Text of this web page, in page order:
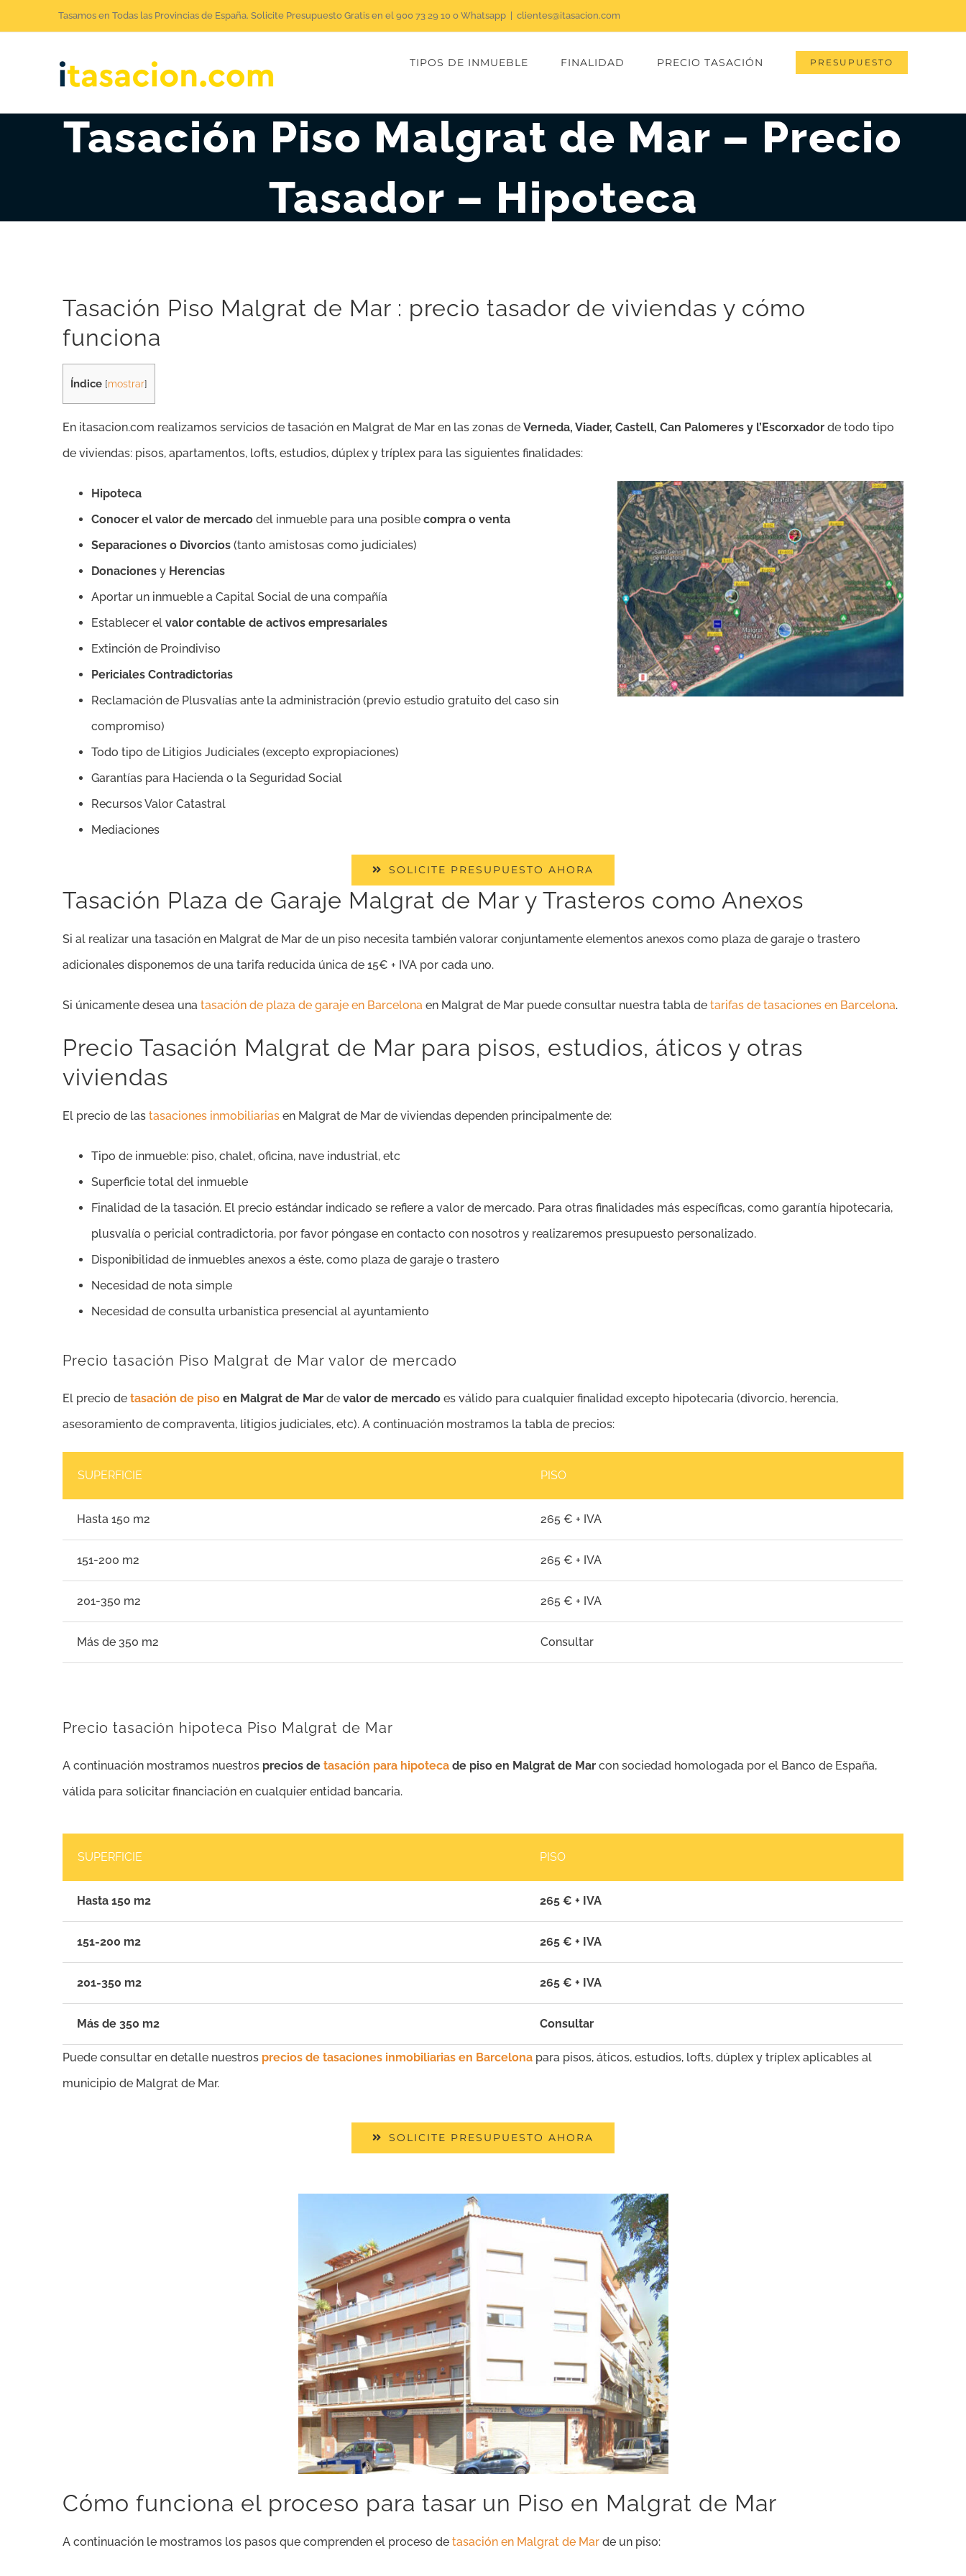
Tasamos en Todas las Provincias de España. Solicite Presupuesto Gratis en el 900 73 29 10 o Whatsapp clientes@itasacion.com
TIPOS DE INMUEBLE FINALIDAD PRECIO TASACIÓN PRESUPUESTO
Tasación Piso Malgrat de Mar – Precio
Tasador – Hipoteca
Tasación Piso Malgrat de Mar : precio tasador de viviendas y cómo
funciona
Índice [mostrar]
En itasacion.com realizamos servicios de tasación en Malgrat de Mar en las zonas de Verneda, Viader, Castell, Can Palomeres y l’Escorxador de todo tipo
de viviendas: pisos, apartamentos, lofts, estudios, dúplex y tríplex para las siguientes finalidades:
Hipoteca
Conocer el valor de mercado del inmueble para una posible compra o venta
Separaciones o Divorcios (tanto amistosas como judiciales)
Donaciones y Herencias
Aportar un inmueble a Capital Social de una compañía
Establecer el valor contable de activos empresariales
Extinción de Proindiviso
Periciales Contradictorias
Reclamación de Plusvalías ante la administración (previo estudio gratuito del caso sin
compromiso)
Todo tipo de Litigios Judiciales (excepto expropiaciones)
Garantías para Hacienda o la Seguridad Social
Recursos Valor Catastral
Mediaciones
SOLICITE PRESUPUESTO AHORA
Tasación Plaza de Garaje Malgrat de Mar y Trasteros como Anexos
Si al realizar una tasación en Malgrat de Mar de un piso necesita también valorar conjuntamente elementos anexos como plaza de garaje o trastero
adicionales disponemos de una tarifa reducida única de 15€ + IVA por cada uno.
Si únicamente desea una tasación de plaza de garaje en Barcelona en Malgrat de Mar puede consultar nuestra tabla de tarifas de tasaciones en Barcelona.
Precio Tasación Malgrat de Mar para pisos, estudios, áticos y otras
viviendas
El precio de las tasaciones inmobiliarias en Malgrat de Mar de viviendas dependen principalmente de:
Tipo de inmueble: piso, chalet, oficina, nave industrial, etc
Superficie total del inmueble
Finalidad de la tasación. El precio estándar indicado se refiere a valor de mercado. Para otras finalidades más específicas, como garantía hipotecaria,
plusvalía o pericial contradictoria, por favor póngase en contacto con nosotros y realizaremos presupuesto personalizado.
Disponibilidad de inmuebles anexos a éste, como plaza de garaje o trastero
Necesidad de nota simple
Necesidad de consulta urbanística presencial al ayuntamiento
Precio tasación Piso Malgrat de Mar valor de mercado
El precio de tasación de piso en Malgrat de Mar de valor de mercado es válido para cualquier finalidad excepto hipotecaria (divorcio, herencia,
asesoramiento de compraventa, litigios judiciales, etc). A continuación mostramos la tabla de precios:
SUPERFICIE PISO
Hasta 150 m2 265 € + IVA
151-200 m2 265 € + IVA
201-350 m2 265 € + IVA
Más de 350 m2 Consultar
Precio tasación hipoteca Piso Malgrat de Mar
A continuación mostramos nuestros precios de tasación para hipoteca de piso en Malgrat de Mar con sociedad homologada por el Banco de España,
válida para solicitar financiación en cualquier entidad bancaria.
SUPERFICIE PISO
Hasta 150 m2 265 € + IVA
151-200 m2 265 € + IVA
201-350 m2 265 € + IVA
Más de 350 m2 Consultar
Puede consultar en detalle nuestros precios de tasaciones inmobiliarias en Barcelona para pisos, áticos, estudios, lofts, dúplex y tríplex aplicables al
municipio de Malgrat de Mar.
SOLICITE PRESUPUESTO AHORA
Cómo funciona el proceso para tasar un Piso en Malgrat de Mar
A continuación le mostramos los pasos que comprenden el proceso de tasación en Malgrat de Mar de un piso: